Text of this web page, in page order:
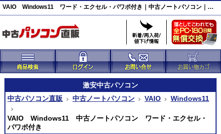
VAIO Windows11 ワード・エクセル・パワポ付き｜中古ノートパソコン｜中古パソコン直販
激安中古パソコン
中古パソコン直販
中古ノートパソコン VAIO Windows11
VAIO Windows11 中古ノートパソコン ワード・エクセル・
パワポ付き